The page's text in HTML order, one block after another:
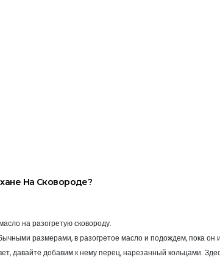
На Сковороде?
на разогретую сковороду.
размерами, в разогретое масло и подождем, пока он
давайте добавим к нему перец, нарезанный кольцами.